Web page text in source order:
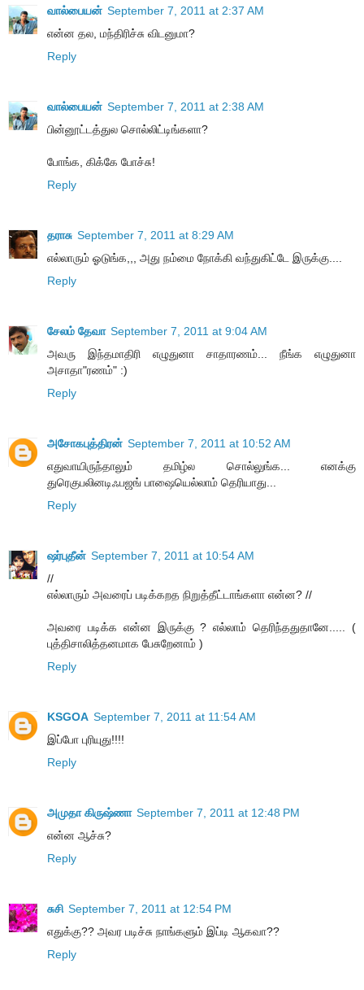
வால்பையன் September 7, 2011 at 2:37 AM
என்ன தல, மந்திரிச்சு விடனுமா?
Reply
வால்பையன் September 7, 2011 at 2:38 AM
பின்னூட்டத்துல சொல்லிட்டிங்களா?
போங்க, கிக்கே போச்சு!
Reply
தராசு September 7, 2011 at 8:29 AM
எல்லாரும் ஓடுங்க,,, அது நம்மை நோக்கி வந்துகிட்டே இருக்கு....
Reply
சேலம் தேவா September 7, 2011 at 9:04 AM
அவரு இந்தமாதிரி எழுதுனா சாதாரணம்... நீங்க எழுதுனா
அசாதா"ரணம்" :)
Reply
அசோகபுத்திரன் September 7, 2011 at 10:52 AM
எதுவாயிருந்தாலும் தமிழ்ல சொல்லுங்க... எனக்கு
துரெகுபலினடிஃபஜங் பாஷையெல்லாம் தெரியாது...
Reply
ஷர்புதீன் September 7, 2011 at 10:54 AM
//
எல்லாரும் அவரைப் படிக்கறத நிறுத்தீட்டாங்களா என்ன? //
அவரை படிக்க என்ன இருக்கு ? எல்லாம் தெரிந்ததுதானே..... (
புத்திசாலித்தனமாக பேசுறேனாம் )
Reply
KSGOA September 7, 2011 at 11:54 AM
இப்போ புரியுது!!!!
Reply
அமுதா கிருஷ்ணா September 7, 2011 at 12:48 PM
என்ன ஆச்சு?
Reply
சுசி September 7, 2011 at 12:54 PM
எதுக்கு?? அவர படிச்சு நாங்களும் இப்டி ஆகவா??
Reply